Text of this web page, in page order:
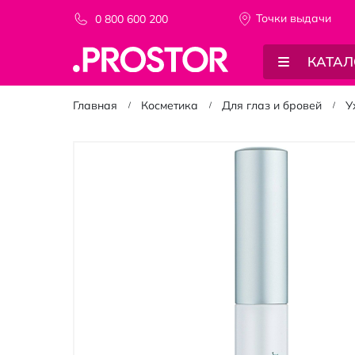
0 800 600 200 Точки выдачи
Главная Косметика Для глаз и бровей